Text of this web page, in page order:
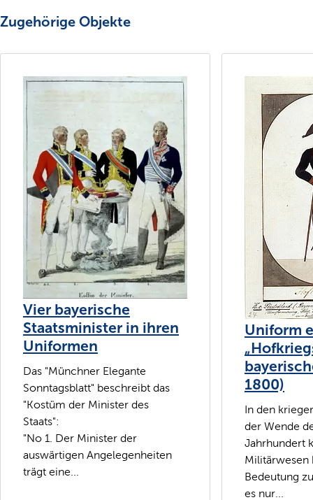
Zugehörige Objekte
Vier bayerische
Staatsminister in ihren
Uniformen
Das "Münchner Elegante
Sonntagsblatt" beschreibt das
"Kostüm der Minister des
Staats":
"No 1. Der Minister der
auswärtigen Angelegenheiten
trägt eine...
Uniform
1800)
In den
der Wende
Jahrhundert
Militärwesen
Bedeutung
es nur...